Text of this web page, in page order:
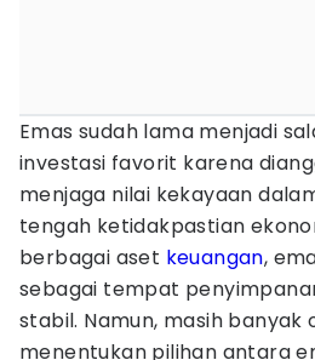
Emas sudah lama menjadi
investasi favorit karena
menjaga nilai kekayaan
tengah ketidakpastian
berbagai aset keuangan,
sebagai tempat
stabil. Namun, masih banyak
menentukan pilihan antara